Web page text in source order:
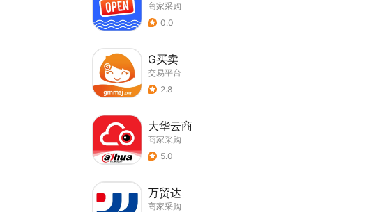
商家采购
0.0
G买卖
交易平台
2.8
大华云商
商家采购
5.0
万贸达
商家采购